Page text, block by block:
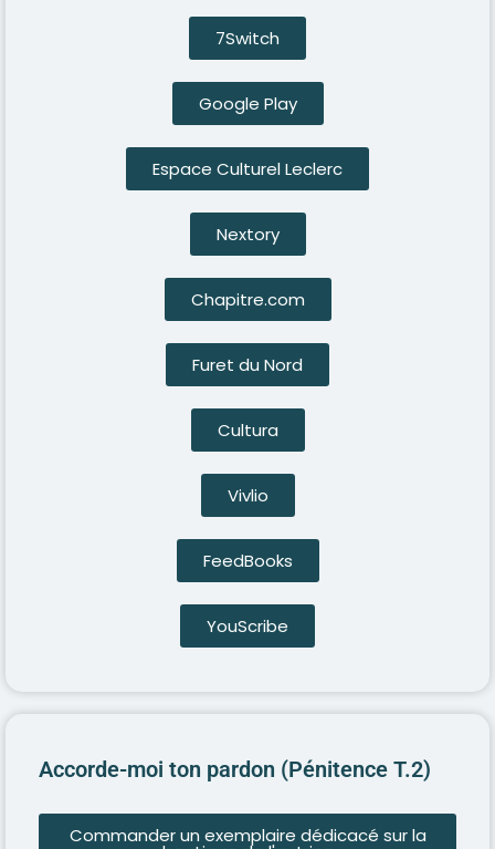
7Switch
Google Play
Espace Culturel Leclerc
Nextory
Chapitre.com
Furet du Nord
Cultura
Vivlio
FeedBooks
YouScribe
Accorde-moi ton pardon (Pénitence T.2)
Commander un exemplaire dédicacé sur la